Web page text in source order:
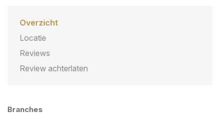
Overzicht
Locatie
Reviews
Review achterlaten
Branches